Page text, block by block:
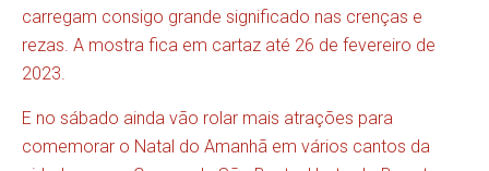
carregam consigo grande significado nas crenças e
rezas. A mostra fica em cartaz até 26 de fevereiro de
2023.
E no sábado ainda vão rolar mais atrações para
comemorar o Natal do Amanhã em vários cantos da